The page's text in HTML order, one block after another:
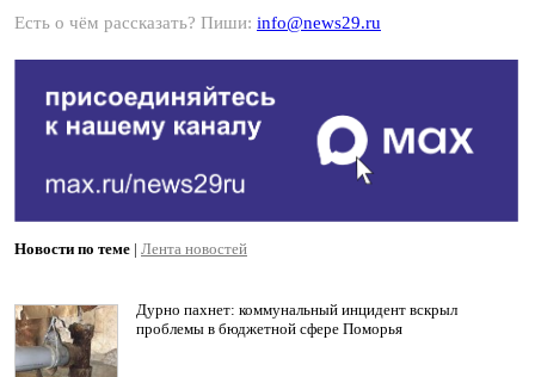
Есть о чём рассказать? Пиши: info@news29.ru
Новости по теме | Лента новостей
Дурно пахнет: коммунальный инцидент вскрыл
проблемы в бюджетной сфере Поморья